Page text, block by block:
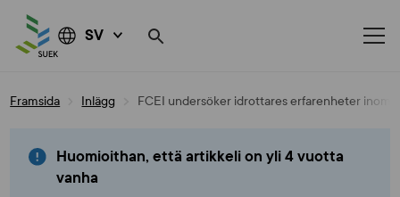
SV
Framsida Inlägg FCEI undersöker idrottares erfarenheter inom
Huomioithan, että artikkeli on yli 4 vuotta
vanha